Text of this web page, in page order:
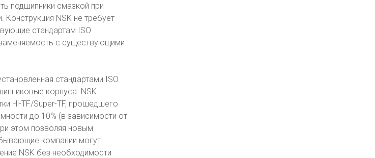
подшипники смазкой при
NSK не требует
стандартам ISO
с существующими
стандартами ISO
корпуса. NSK
Hi-TF/Super-TF, прошедшего
до 10% (в зависимости от
этом позволяя новым
компании могут
NSK без необходимости